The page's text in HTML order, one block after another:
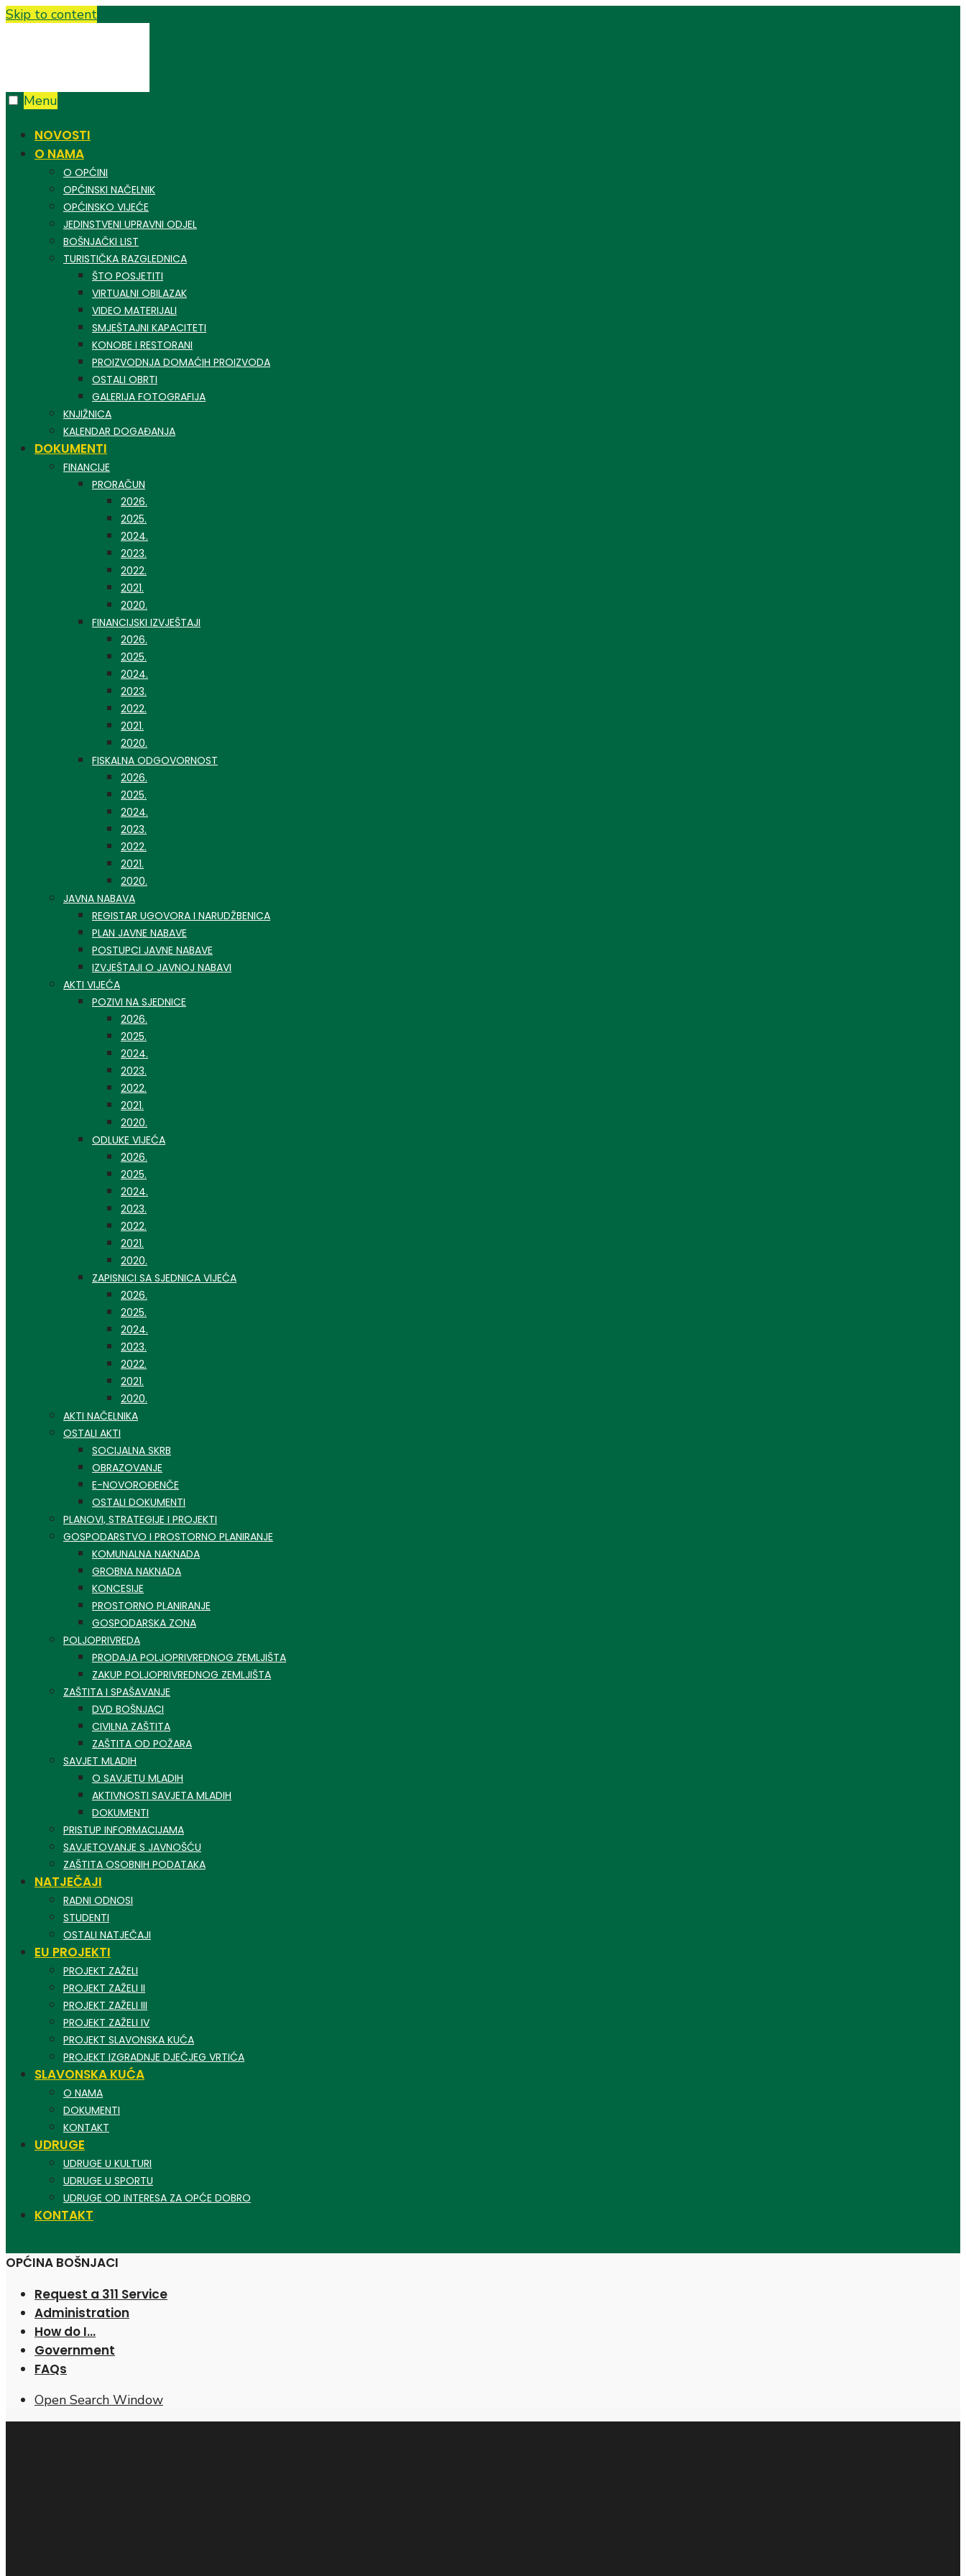
Skip to content
Menu
NOVOSTI
O NAMA
O OPĆINI
OPĆINSKI NAČELNIK
OPĆINSKO VIJEĆE
JEDINSTVENI UPRAVNI ODJEL
BOŠNJAČKI LIST
TURISTIČKA RAZGLEDNICA
ŠTO POSJETITI
VIRTUALNI OBILAZAK
VIDEO MATERIJALI
SMJEŠTAJNI KAPACITETI
KONOBE I RESTORANI
PROIZVODNJA DOMAĆIH PROIZVODA
OSTALI OBRTI
GALERIJA FOTOGRAFIJA
KNJIŽNICA
KALENDAR DOGAĐANJA
DOKUMENTI
FINANCIJE
PRORAČUN
2026.
2025.
2024.
2023.
2022.
2021.
2020.
FINANCIJSKI IZVJEŠTAJI
2026.
2025.
2024.
2023.
2022.
2021.
2020.
FISKALNA ODGOVORNOST
2026.
2025.
2024.
2023.
2022.
2021.
2020.
JAVNA NABAVA
REGISTAR UGOVORA I NARUDŽBENICA
PLAN JAVNE NABAVE
POSTUPCI JAVNE NABAVE
IZVJEŠTAJI O JAVNOJ NABAVI
AKTI VIJEĆA
POZIVI NA SJEDNICE
2026.
2025.
2024.
2023.
2022.
2021.
2020.
ODLUKE VIJEĆA
2026.
2025.
2024.
2023.
2022.
2021.
2020.
ZAPISNICI SA SJEDNICA VIJEĆA
2026.
2025.
2024.
2023.
2022.
2021.
2020.
AKTI NAČELNIKA
OSTALI AKTI
SOCIJALNA SKRB
OBRAZOVANJE
E-NOVOROĐENČE
OSTALI DOKUMENTI
PLANOVI, STRATEGIJE I PROJEKTI
GOSPODARSTVO I PROSTORNO PLANIRANJE
KOMUNALNA NAKNADA
GROBNA NAKNADA
KONCESIJE
PROSTORNO PLANIRANJE
GOSPODARSKA ZONA
POLJOPRIVREDA
PRODAJA POLJOPRIVREDNOG ZEMLJIŠTA
ZAKUP POLJOPRIVREDNOG ZEMLJIŠTA
ZAŠTITA I SPAŠAVANJE
DVD BOŠNJACI
CIVILNA ZAŠTITA
ZAŠTITA OD POŽARA
SAVJET MLADIH
O SAVJETU MLADIH
AKTIVNOSTI SAVJETA MLADIH
DOKUMENTI
PRISTUP INFORMACIJAMA
SAVJETOVANJE S JAVNOŠĆU
ZAŠTITA OSOBNIH PODATAKA
NATJEČAJI
RADNI ODNOSI
STUDENTI
OSTALI NATJEČAJI
EU PROJEKTI
PROJEKT ZAŽELI
PROJEKT ZAŽELI II
PROJEKT ZAŽELI III
PROJEKT ZAŽELI IV
PROJEKT SLAVONSKA KUĆA
PROJEKT IZGRADNJE DJEČJEG VRTIĆA
SLAVONSKA KUĆA
O NAMA
DOKUMENTI
KONTAKT
UDRUGE
UDRUGE U KULTURI
UDRUGE U SPORTU
UDRUGE OD INTERESA ZA OPĆE DOBRO
KONTAKT
OPĆINA BOŠNJACI
Request a 311 Service
Administration
How do I…
Government
FAQs
Open Search Window